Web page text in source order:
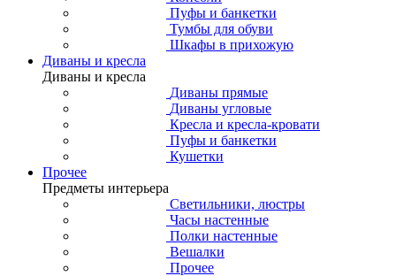
Пуфы и банкетки
Тумбы для обуви
Шкафы в прихожую
Диваны и кресла
Диваны и кресла
Диваны прямые
Диваны угловые
Кресла и кресла-кровати
Пуфы и банкетки
Кушетки
Прочее
Предметы интерьера
Светильники, люстры
Часы настенные
Полки настенные
Вешалки
Прочее